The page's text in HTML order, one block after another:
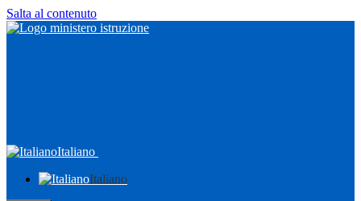
Salta al contenuto
Italiano
Italiano